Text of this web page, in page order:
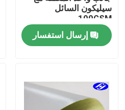
منزل
أشرطة فيديو
سيليكون السائل
100GSM
إرسال استفسار